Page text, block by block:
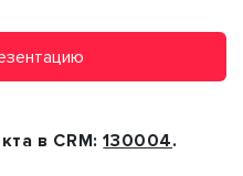
в CRM:130004.